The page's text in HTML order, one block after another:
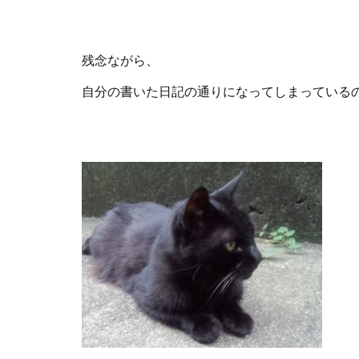
残念ながら、
自分の書いた日記の通りになってしまっている